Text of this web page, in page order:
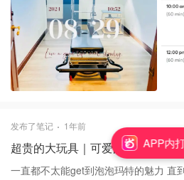
和抱娃的姿势带来的酸胀上很有帮助
身体适当安排起来是值得的👍
发布了笔记 1年前
超贵的大玩具｜可爱的泡泡玛特
一直都不太能get到泡泡玛特的魅力 直
APP内